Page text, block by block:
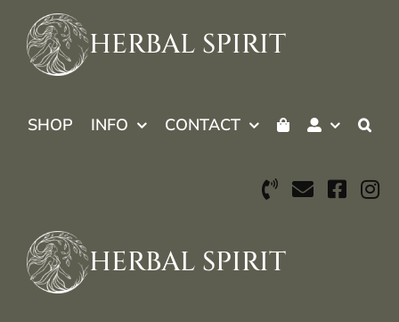
content
HERBAL SPIRIT
SHOP INFO CONTACT
HERBAL SPIRIT